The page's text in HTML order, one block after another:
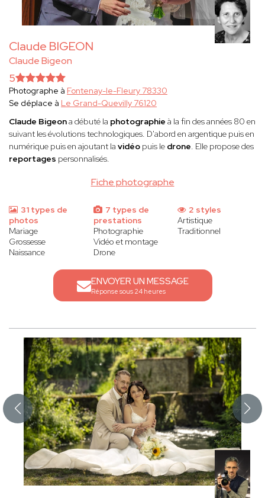
Claude BIGEON
Claude Bigeon
Fiche photographe
5
Photographe à Fontenay-le-Fleury 78330
Se déplace à Le Grand-Quevilly 76120
Claude Bigeona débuté la photographie à la fin des années 80 en
suivant les évolutions technologiques. D'abord en argentique puis en
numérique puis en ajoutant la vidéo puis le drone. Elle propose des
reportages personnalisés.
31 types de
photos
Mariage
Grossesse
Naissance
7 types de
prestations
Photographie
Vidéo et montage
Drone
2 styles
Artistique
Traditionnel
ENVOYER UN MESSAGE
Réponse sous 24 heures